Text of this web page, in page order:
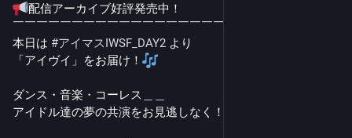
配信アーカイブ好評発売中！
￣￣￣￣￣￣￣￣￣￣￣￣￣￣￣￣￣￣
本日は #アイマスIWSF_DAY2 より
「アイヴイ」をお届け！
ダンス・音楽・コーレス＿＿
アイドル達の夢の共演をお見逃しなく！